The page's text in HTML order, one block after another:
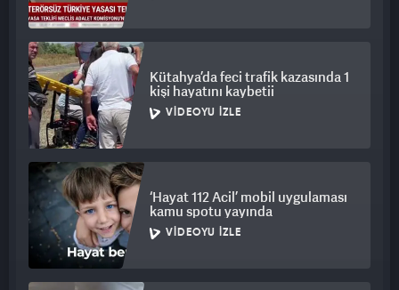
Kütahya’da feci trafik kazasında 1
kişi hayatını kaybetii
VIDEOYU İZLE
‘Hayat 112 Acil’ mobil uygulaması
kamu spotu yayında
VIDEOYU İZLE